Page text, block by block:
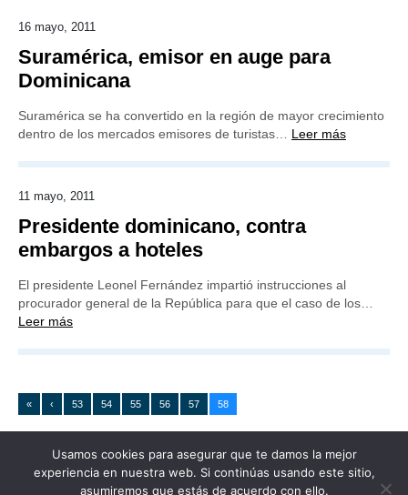
16 mayo, 2011
Suramérica, emisor en auge para
Dominicana
Suramérica se ha convertido en la región de mayor crecimiento
dentro de los mercados emisores de turistas… Leer más
11 mayo, 2011
Presidente dominicano, contra
embargos a hoteles
El presidente Leonel Fernández impartió instrucciones al
procurador general de la República para que el caso de los…
Leer más
« ‹ 53 54 55 56 57 58
Usamos cookies para asegurar que te damos la mejor
experiencia en nuestra web. Si continúas usando este sitio,
asumiremos que estás de acuerdo con ello.
Publicidad Redacción Contacto